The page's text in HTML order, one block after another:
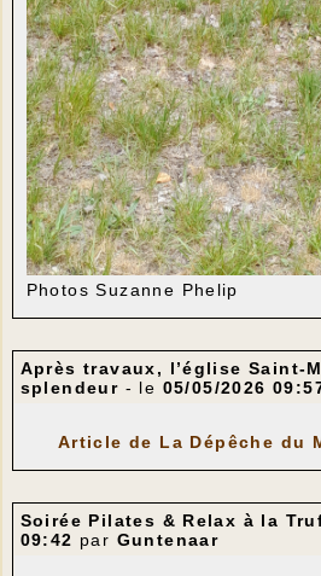
Photos Suzanne Phelip
Après travaux, l’église Saint-
splendeur - le 05/05/2026
Article de La Dépêche du
Soirée Pilates & Relax à la
09:42 par Guntenaar